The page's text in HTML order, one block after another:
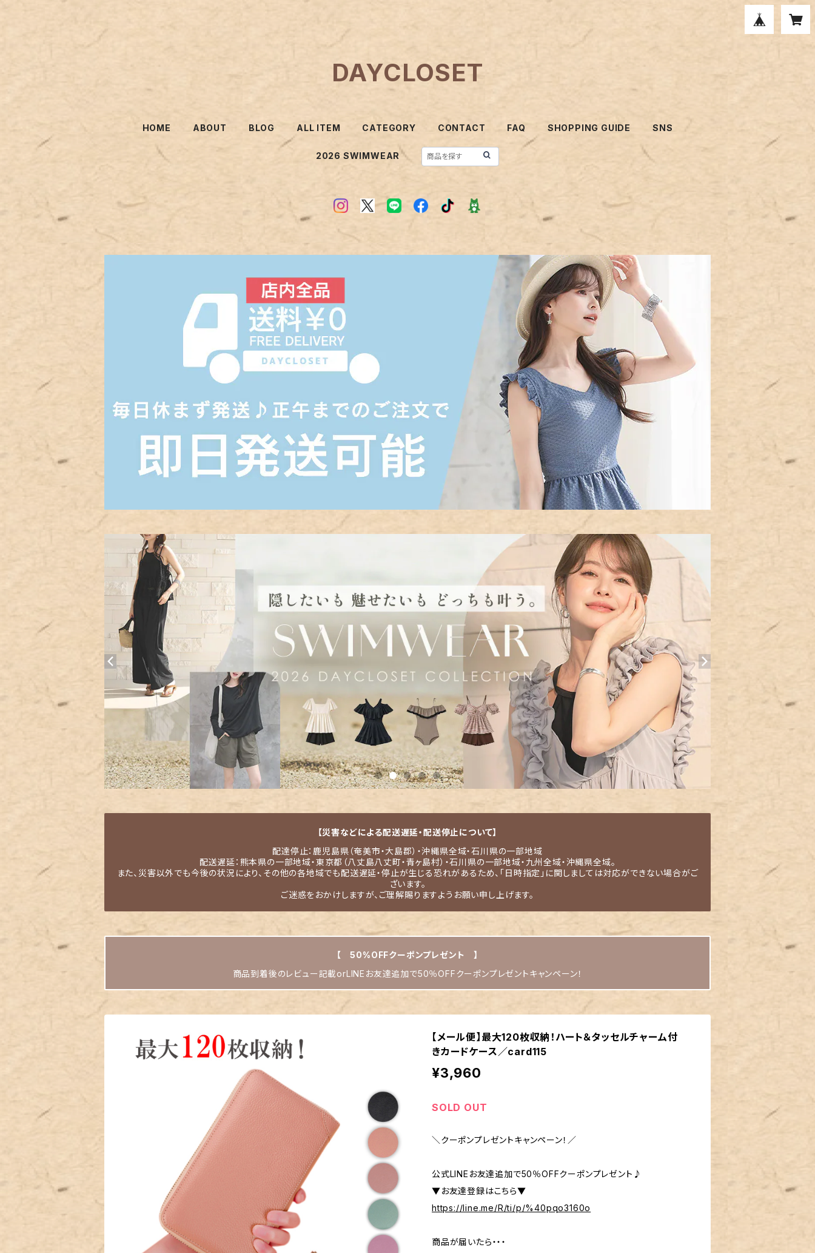
DAYCLOSET
HOME ABOUT BLOG ALL ITEM CATEGORY CONTACT FAQ SHOPPING GUIDE SNS
2026 SWIMWEAR
【災害などによる配送遅延・配送停止について】
配達停止：鹿児島県（奄美市・大島郡）・沖縄県全域・石川県の一部地域
配送遅延：熊本県の一部地域・東京都（八丈島八丈町・青ヶ島村）・石川県の一部地域・九州全域・沖縄県全域。
また、災害以外でも今後の状況により、その他の各地域でも配送遅延・停止が生じる恐れがあるため、「日時指定」に関しましては対応ができない場合がご
ざいます。
ご迷惑をおかけしますが、ご理解賜りますようお願い申し上げます。
【 50%OFFクーポンプレゼント 】
商品到着後のレビュー記載orLINEお友達追加で50％OFFクーポンプレゼントキャンペーン！
【メール便】最大120枚収納！ハート＆タッセルチャーム付
きカードケース／card115
¥3,960
SOLD OUT
＼クーポンプレゼントキャンペーン！／
公式LINEお友達追加で50％OFFクーポンプレゼント♪
▼お友達登録はこちら▼
https://line.me/R/ti/p/%40pqo3160o
商品が届いたら・・・